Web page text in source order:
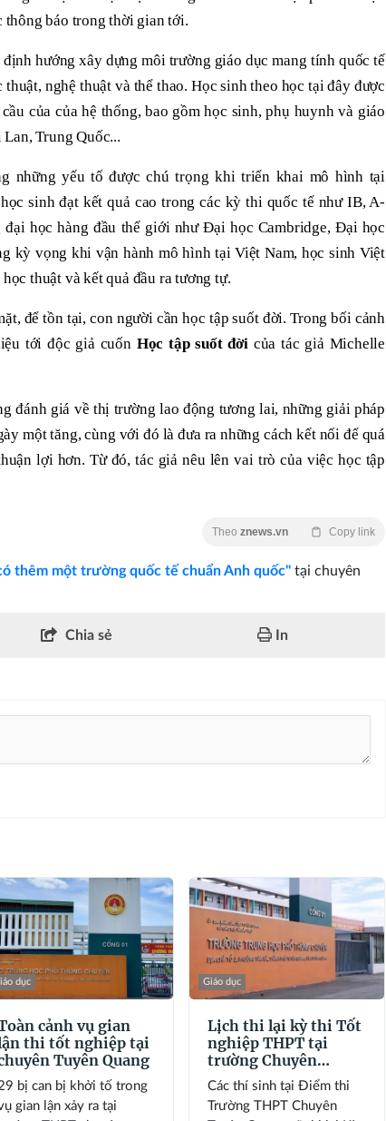
thông báo trong thời gian tới.
hướng xây dựng môi trường giáo dục mang tính quốc tế
nghệ thuật và thể thao. Học sinh theo học tại đây được
của của hệ thống, bao gồm học sinh, phụ huynh và giáo
Trung Quốc...
những yếu tố được chú trọng khi triển khai mô hình tại
sinh đạt kết quả cao trong các kỳ thi quốc tế như IB, A-
học hàng đầu thế giới như Đại học Cambridge, Đại học
kỳ vọng khi vận hành mô hình tại Việt Nam, học sinh Việt
thuật và kết quả đầu ra tương tự.
để tồn tại, con người cần học tập suốt đời. Trong bối cảnh
tới độc giả cuốn Học tập suốt đời của tác giả Michelle
đánh giá về thị trường lao động tương lai, những giải pháp
một tăng, cùng với đó là đưa ra những cách kết nối để quá
lợi hơn. Từ đó, tác giả nêu lên vai trò của việc học tập
Theo znews.vn Copy link
thêm một trường quốc tế chuẩn Anh quốc" tại chuyên
Chia sẻ In
dục
cảnh vụ gian
thi tốt nghiệp tại
Tuyên Quang
bị can bị khởi tố trong
gian lận xảy ra tại
Giáo dục
Lịch thi lại kỳ thi Tốt
nghiệp THPT tại
trường Chuyên
Tuyên Quang
Các thí sinh tại Điểm thi
Trường THPT Chuyên